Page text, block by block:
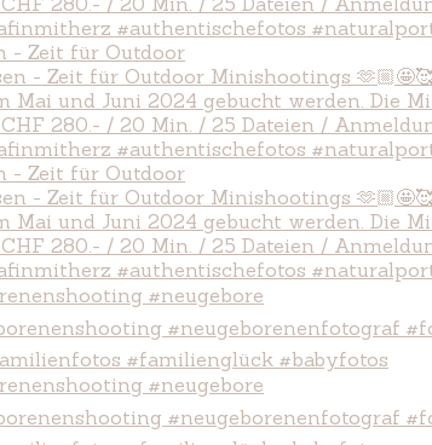
- Zeit für Outdoor
- Zeit für Outdoor
#neugebore
#neugebore